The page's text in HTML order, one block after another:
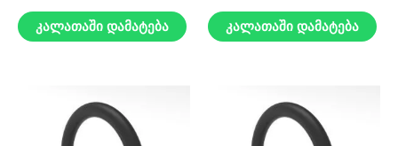
კალათაში დამატება კალათაში დამატება